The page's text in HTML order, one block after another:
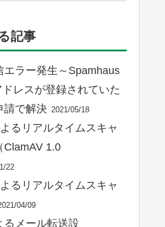
記事
エラー発生～Spamhaus
レスが登録されていた
請で解決 2021/05/18
るリアルタイムスキャ
ClamAV 1.0
22
るリアルタイムスキャ
04/09
るメール転送設